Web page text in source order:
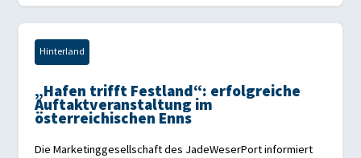
Hinterland
„Hafen trifft Festland“: erfolgreiche
Auftaktveranstaltung im
österreichischen Enns
Die Marketinggesellschaft des JadeWeserPort informiert